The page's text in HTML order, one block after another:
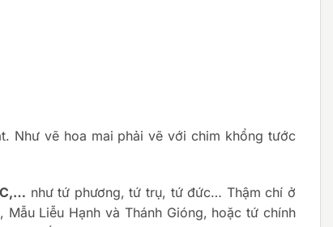
Như vẽ hoa mai phải vẽ với chim khổng tước
như tứ phương, tứ trụ, tứ đức… Thậm chí ở
Liễu Hạnh và Thánh Gióng, hoặc tứ chính